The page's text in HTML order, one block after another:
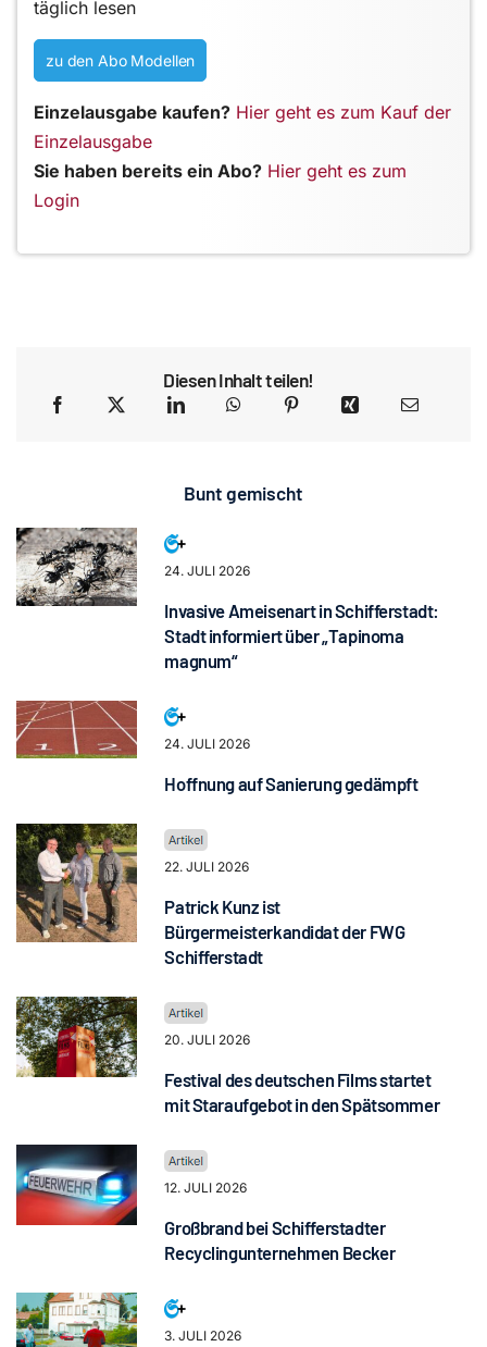
täglich lesen
zu den Abo Modellen
Einzelausgabe kaufen? Hier geht es zum Kauf der
Einzelausgabe
Sie haben bereits ein Abo? Hier geht es zum
Login
Diesen Inhalt teilen!
Bunt gemischt
24. JULI 2026
Invasive Ameisenart in Schifferstadt:
Stadt informiert über „Tapinoma
magnum“
24. JULI 2026
Hoffnung auf Sanierung gedämpft
22. JULI 2026
Patrick Kunz ist
Bürgermeisterkandidat der FWG
Schifferstadt
20. JULI 2026
Festival des deutschen Films startet
mit Staraufgebot in den Spätsommer
12. JULI 2026
Großbrand bei Schifferstadter
Recyclingunternehmen Becker
3. JULI 2026